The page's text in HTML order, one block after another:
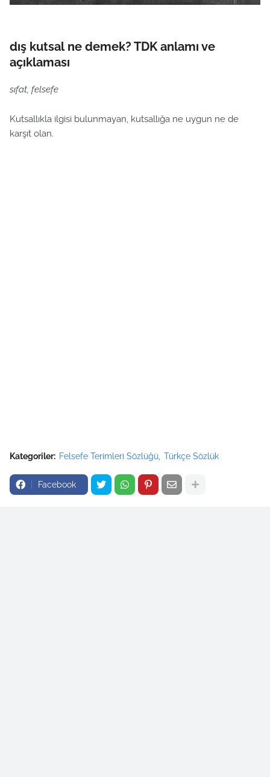
dış kutsal ne demek? TDK anlamı ve
açıklaması
sıfat, felsefe
Kutsallıkla ilgisi bulunmayan, kutsallığa ne uygun ne de
karşıt olan.
Kategoriler: Felsefe Terimleri Sözlüğü Türkçe Sözlük
Facebook